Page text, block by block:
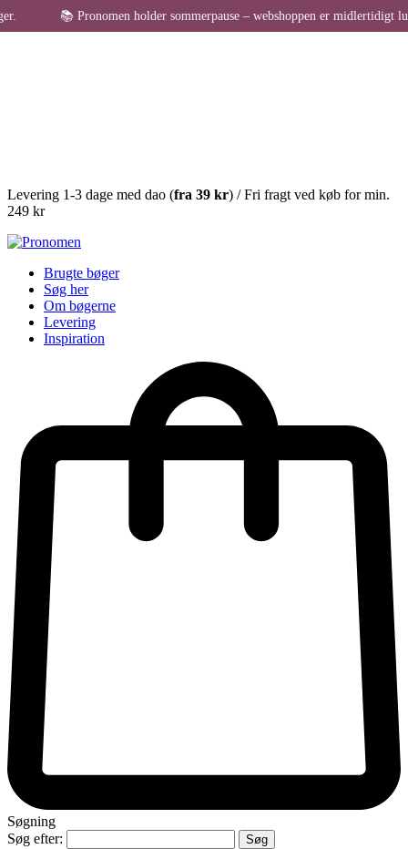
Levering 1-3 dage med dao (fra 39 kr) / Fri fragt ved køb for min.
249 kr
Brugte bøger
Søg her
Om bøgerne
Levering
Inspiration
Søgning
Søg efter:
📚 Pronomen holder sommerpause – webshoppen er midlertidigt lukket